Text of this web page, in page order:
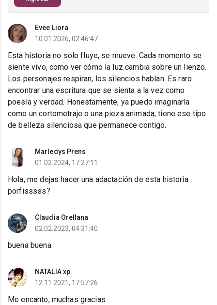
Evee Liora
10.01.2026, 02:46:47
Esta historia no solo fluye, se mueve. Cada momento se
siente vivo, como ver cómo la luz cambia sobre un lienzo.
Los personajes respiran, los silencios hablan. Es raro
encontrar una escritura que se sienta a la vez como
poesía y verdad. Honestamente, ya puedo imaginarla
como un cortometraje o una pieza animada; tiene ese tipo
de belleza silenciosa que permanece contigo.
Marledys Prens
01.02.2024, 17:27:11
Hola, me dejas hacer una adactación de esta historia
porfisssss?
Claudia Orellana
02.02.2023, 04:31:40
buena buena
NATALIA xp
12.11.2021, 17:57:26
Me encanto, muchas gracias